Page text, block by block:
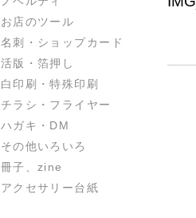
お店のツール
名刺・ショップカード
活版・箔押し
白印刷・特殊印刷
チラシ・フライヤー
ハガキ・DM
その他いろいろ
冊子、zine
アクセサリー台紙